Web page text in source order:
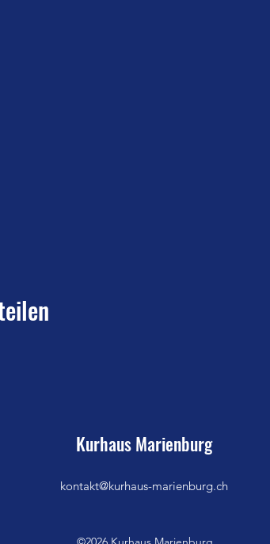
Kurhaus Marienburg
kontakt@kurhaus-marienburg.ch